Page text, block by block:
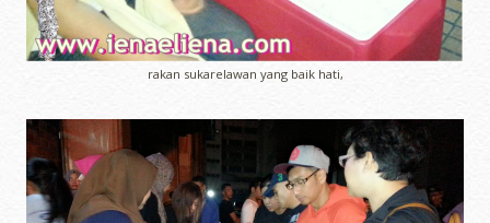
rakan sukarelawan yang baik hati,